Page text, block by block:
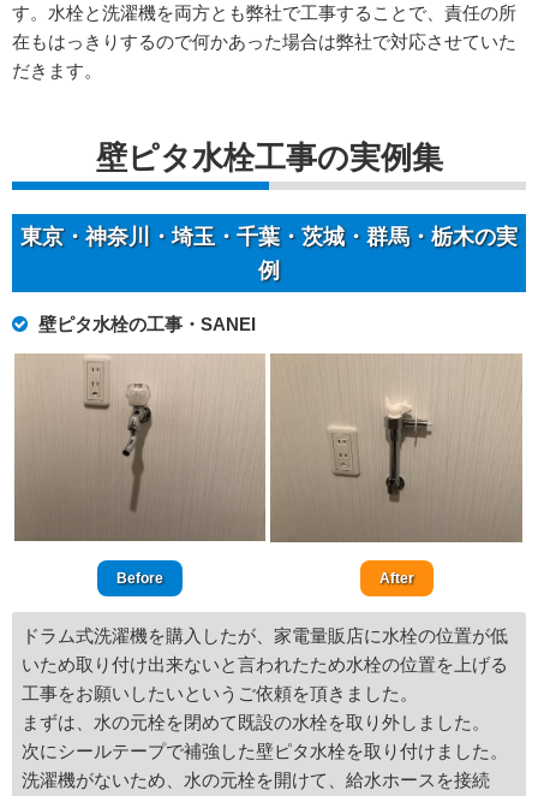
す。水栓と洗濯機を両方とも弊社で工事することで、責任の所
在もはっきりするので何かあった場合は弊社で対応させていた
だきます。
壁ピタ水栓工事の実例集
東京・神奈川・埼玉・千葉・茨城・群馬・栃木の実
例
壁ピタ水栓の工事・SANEI
Before After
ドラム式洗濯機を購入したが、家電量販店に水栓の位置が低
いため取り付け出来ないと言われたため水栓の位置を上げる
工事をお願いしたいというご依頼を頂きました。
まずは、水の元栓を閉めて既設の水栓を取り外しました。
次にシールテープで補強した壁ピタ水栓を取り付けました。
洗濯機がないため、水の元栓を開けて、給水ホースを接続